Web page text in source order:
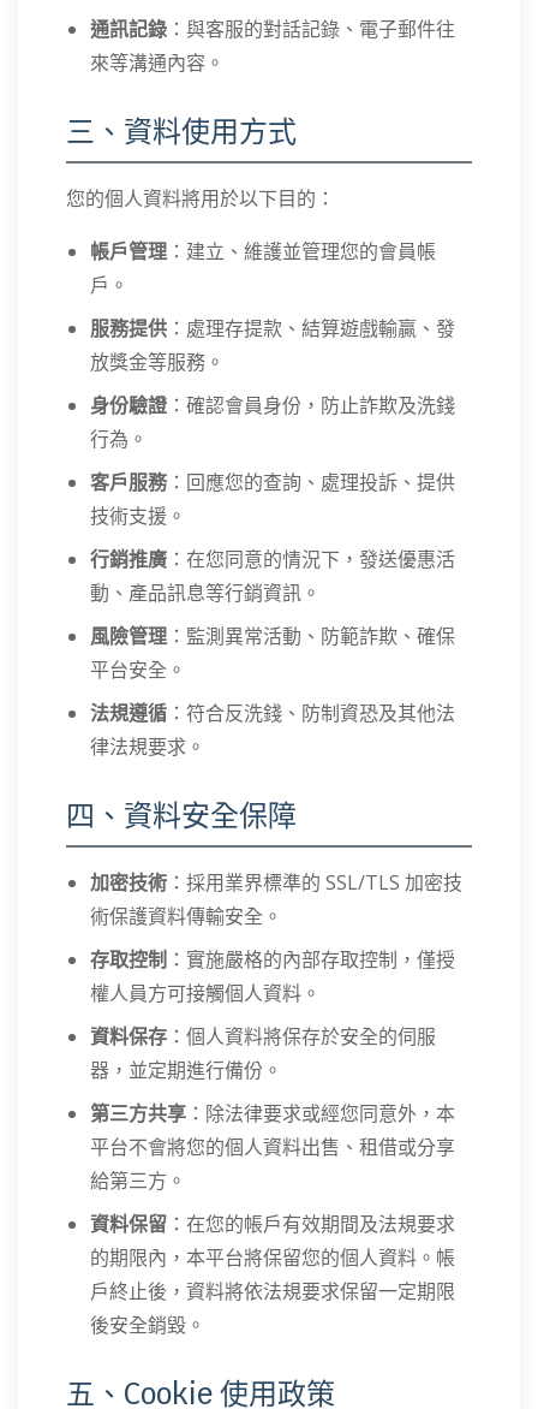
通訊記錄 ：與客服的對話記錄、電子郵件往
來等溝通內容。
三、資料使用方式
您的個人資料將用於以下目的：
帳戶管理 ：建立、維護並管理您的會員帳
戶。
服務提供 ：處理存提款、結算遊戲輸贏、發
放獎金等服務。
身份驗證 ：確認會員身份，防止詐欺及洗錢
行為。
客戶服務 ：回應您的查詢、處理投訴、提供
技術支援。
行銷推廣 ：在您同意的情況下，發送優惠活
動、產品訊息等行銷資訊。
風險管理 ：監測異常活動、防範詐欺、確保
平台安全。
法規遵循 ：符合反洗錢、防制資恐及其他法
律法規要求。
四、資料安全保障
加密技術 ：採用業界標準的 SSL/TLS 加密技
術保護資料傳輸安全。
存取控制 ：實施嚴格的內部存取控制，僅授
權人員方可接觸個人資料。
資料保存 ：個人資料將保存於安全的伺服
器，並定期進行備份。
第三方共享 ：除法律要求或經您同意外，本
平台不會將您的個人資料出售、租借或分享
給第三方。
資料保留 ：在您的帳戶有效期間及法規要求
的期限內，本平台將保留您的個人資料。帳
戶終止後，資料將依法規要求保留一定期限
後安全銷毀。
五、Cookie 使用政策